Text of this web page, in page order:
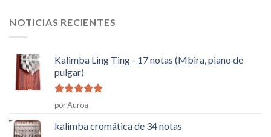
NOTICIAS RECIENTES
Kalimba Ling Ting - 17 notas (Mbira, piano de
pulgar)
Rated5de
5
por Auroa
kalimba cromática de 34 notas